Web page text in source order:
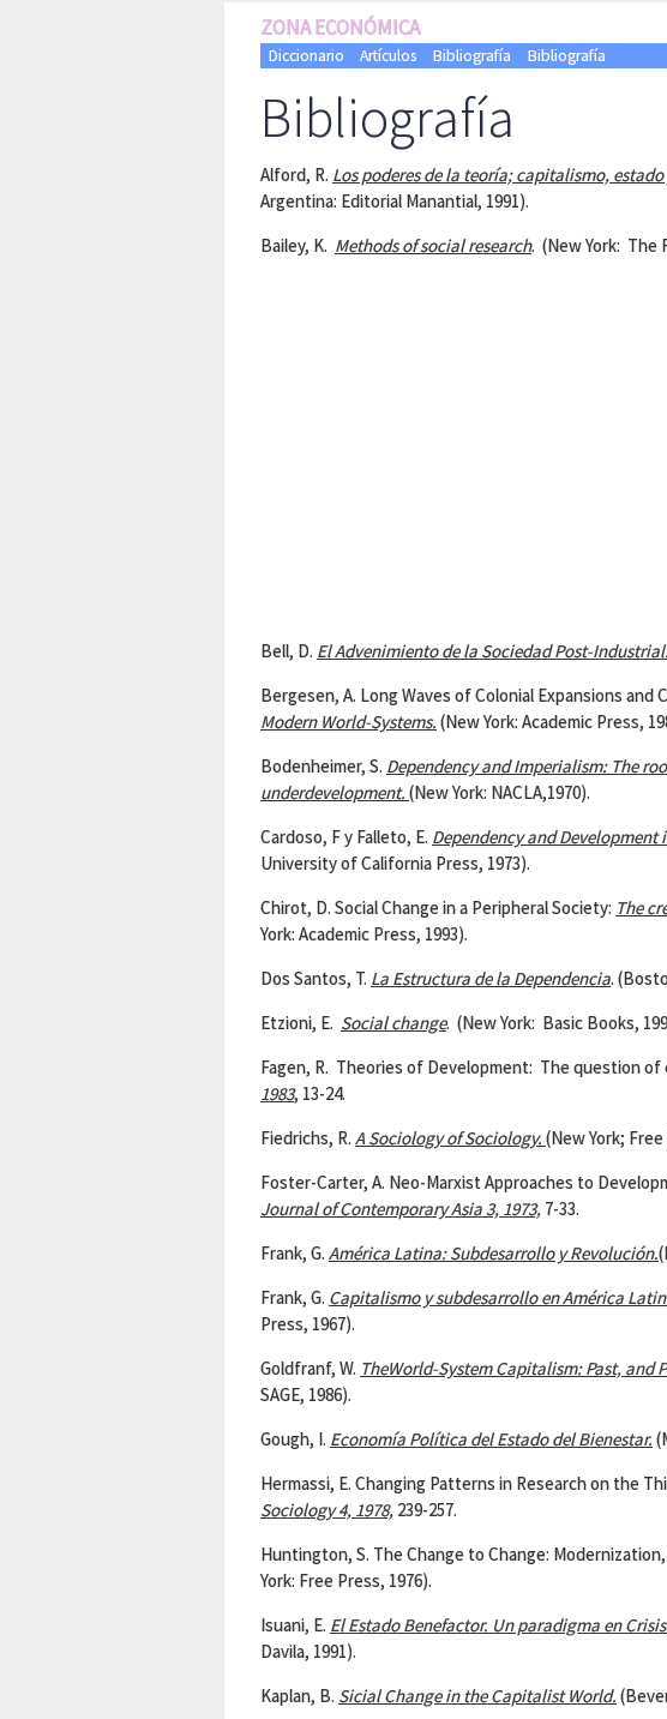
ZONA ECONÓMICA
Diccionario Artículos Bibliografía Bibliografía
Bibliografía
Alford, R. Los poderes de la teoría; capitalismo,
Argentina: Editorial Manantial, 1991).
Bailey, K. Methods of social research. (New York: The
Bell, D. El Advenimiento de la Sociedad Post-Industrial.
Bergesen, A. Long Waves of Colonial Expansions and
Modern World-Systems. (New York: Academic Press,
Bodenheimer, S. Dependency and Imperialism: The
underdevelopment. (New York: NACLA,1970).
Cardoso, F y Falleto, E. Dependency and Development
University of California Press, 1973).
Chirot, D. Social Change in a Peripheral Society: The
York: Academic Press, 1993).
Dos Santos, T. La Estructura de la Dependencia.
Etzioni, E. Social change. (New York: Basic Books,
Fagen, R. Theories of Development: The question of
1983, 13-24.
Fiedrichs, R. A Sociology of Sociology. (New York;
Foster-Carter, A. Neo-Marxist Approaches to
Journal of ContemporaryAsia3, 1973, 7-33.
Frank, G. América Latina: Subdesarrollo y Revolución.
Frank, G. Capitalismo y subdesarrollo en América
Press, 1967).
Goldfranf, W. TheWorld-System Capitalism: Past, and
SAGE, 1986).
Gough, I. Economía Política del Estado del Bienestar.
Hermassi, E. Changing Patterns in Research on the
Sociology 4, 1978, 239-257.
Huntington, S. The Change to Change:
York: Free Press, 1976).
Isuani, E. El Estado Benefactor. Un paradigma enCrisis
Davila, 1991).
Kaplan, B. Sicial Change in the Capitalist World.